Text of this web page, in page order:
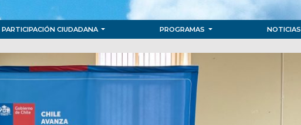
PARTICIPACIÓN CIUDADANA PROGRAMAS NOTICIAS